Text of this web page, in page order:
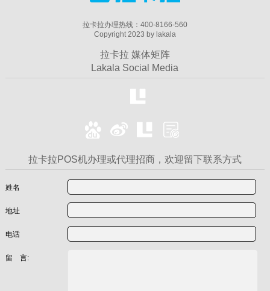
拉卡拉办理热线：400-8166-560
Copyright 2023 by lakala
拉卡拉 媒体矩阵
Lakala Social Media
拉卡拉POS机办理或代理招商，欢迎留下联系方式
姓名
地址
电话
留 言: